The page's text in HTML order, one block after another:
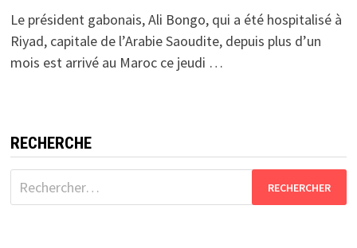
Le président gabonais, Ali Bongo, qui a été hospitalisé à
Riyad, capitale de l’Arabie Saoudite, depuis plus d’un
mois est arrivé au Maroc ce jeudi …
RECHERCHE
Rechercher :